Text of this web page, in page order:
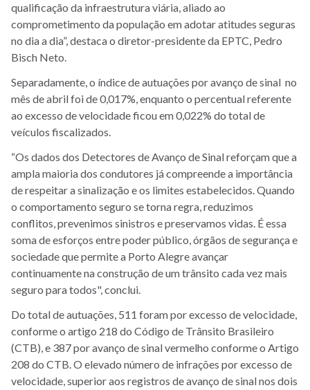
qualificação da infraestrutura viária, aliado ao
comprometimento da população em adotar atitudes seguras
no dia a dia”, destaca o diretor-presidente da EPTC, Pedro
Bisch Neto.
Separadamente, o índice de autuações por avanço de sinal no
mês de abril foi de 0,017%, enquanto o percentual referente
ao excesso de velocidade ficou em 0,022% do total de
veículos fiscalizados.
“Os dados dos Detectores de Avanço de Sinal reforçam que a
ampla maioria dos condutores já compreende a importância
de respeitar a sinalização e os limites estabelecidos. Quando
o comportamento seguro se torna regra, reduzimos
conflitos, prevenimos sinistros e preservamos vidas. É essa
soma de esforços entre poder público, órgãos de segurança e
sociedade que permite a Porto Alegre avançar
continuamente na construção de um trânsito cada vez mais
seguro para todos", conclui.
Do total de autuações, 511 foram por excesso de velocidade,
conforme o artigo 218 do Código de Trânsito Brasileiro
(CTB), e 387 por avanço de sinal vermelho conforme o Artigo
208 do CTB. O elevado número de infrações por excesso de
velocidade, superior aos registros de avanço de sinal nos dois